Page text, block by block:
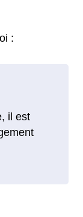
:
il est